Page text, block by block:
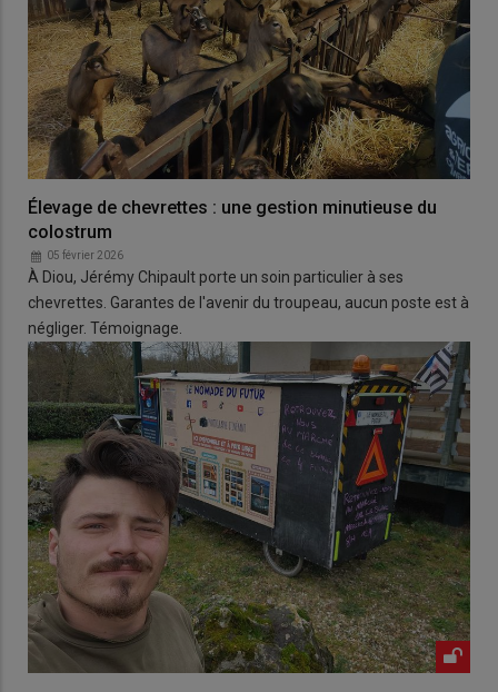
Élevage de chevrettes : une gestion minutieuse du
colostrum
05 février 2026
À Diou, Jérémy Chipault porte un soin particulier à ses
chevrettes. Garantes de l'avenir du troupeau, aucun poste est à
négliger. Témoignage.